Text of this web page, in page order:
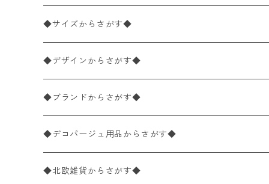
ペーパーナプキン2枚バラ売り
ペーパーナプキン1枚バラ売り
ペーパーナプキン20枚入りパック
ペーパーナプキン10枚入りパック
ライスペーパー
◆サイズからさがす◆
33×33cm（ランチサイズ）
バラ売り
パック売り
25×25cm（カクテルサイズ）
バラ売り
パック売り
40×40cm（ディナーサイズ）
バラ売り
21×21cm（ポケットサイズ）
◆デザインからさがす◆
花柄
植物・グリーン柄
動物・鳥・昆虫・蝶柄
◆ブランドからさがす◆
ドイツ製 IHR/イア
ランチサイズ
ドイツ製 Ambiente/アンビエンテ
◆デコパージュ用品からさがす◆
デコパージュ液
◆北欧雑貨からさがす◆